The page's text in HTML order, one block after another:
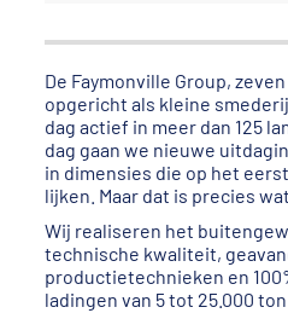
De Faymonville Group,
opgericht als kleine
dag actief in meer dan 125
dag gaan we nieuwe
in dimensies die op het
lijken. Maar dat is precies
Wij realiseren het
technische kwaliteit,
productietechnieken en
ladingen van 5 tot 25.000